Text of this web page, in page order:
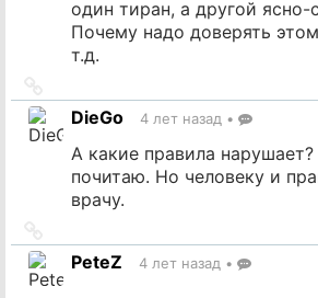
один тиран, а другой
Почему надо доверять
т.д.
на
источник
DieGo 4 лет назад •
А какие правила
почитаю. Но человеку и
врачу.
на
источник
PeteZ 4 лет назад •